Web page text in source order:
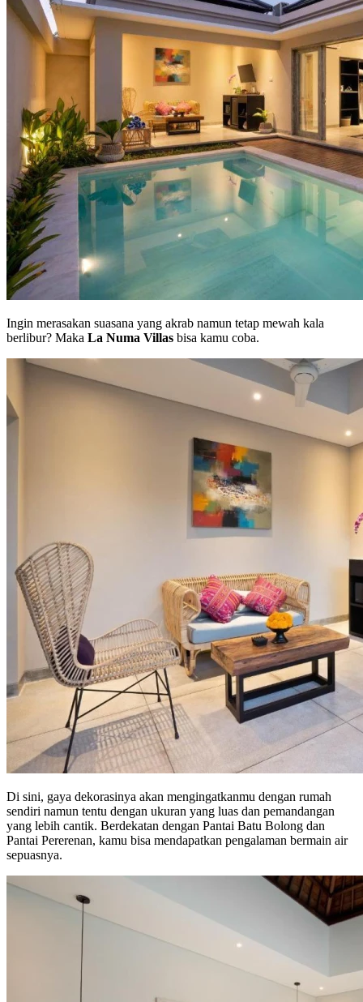
Ingin merasakan suasana yang akrab namun tetap mewah kala
berlibur? Maka La Numa Villas bisa kamu coba.
Di sini, gaya dekorasinya akan mengingatkanmu dengan rumah
sendiri namun tentu dengan ukuran yang luas dan pemandangan
yang lebih cantik. Berdekatan dengan Pantai Batu Bolong dan
Pantai Pererenan, kamu bisa mendapatkan pengalaman bermain air
sepuasnya.